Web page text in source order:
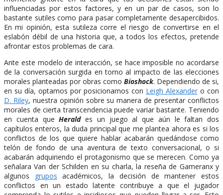
influenciadas por estos factores, y en un par de casos, son lo
bastante sutiles como para pasar completamente desapercibidos.
En mi opinión, esta sutileza corre el riesgo de convertirse en el
eslabón débil de una historia que, a todos los efectos, pretende
afrontar estos problemas de cara.
Ante este modelo de interacción, se hace imposible no acordarse
de la conversación surgida en torno al impacto de las elecciones
morales planteadas por obras como Bioshock. Dependiendo de si,
en su día, optamos por posicionarnos con Leigh Alexander o con
D. Riley, nuestra opinión sobre su manera de presentar conflictos
morales de cierta transcendencia puede variar bastante. Teniendo
en cuenta queHeraldes un juego al que aún le faltan dos
capítulos enteros, la duda principal que me plantea ahora es si los
conflictos de los que quiere hablar acabarán quedándose como
telón de fondo de una aventura de texto conversacional, o si
acabarán adquiriendo el protagonismo que se merecen. Como ya
señalara Van der Schilden en su charla, la reseña de Gameranx y
algunos grupos académicos, la decisión de mantener estos
conflictos en un estado latente contribuye a que el jugador